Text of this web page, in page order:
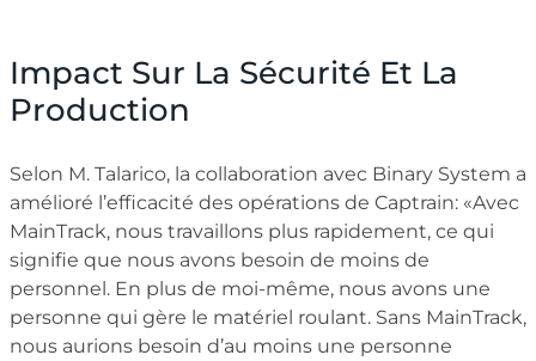
Impact Sur La Sécurité Et La
Production
Selon M. Talarico, la collaboration avec Binary System a
amélioré l’efficacité des opérations de Captrain: «Avec
MainTrack, nous travaillons plus rapidement, ce qui
signifie que nous avons besoin de moins de
personnel. En plus de moi-même, nous avons une
personne qui gère le matériel roulant. Sans MainTrack,
nous aurions besoin d’au moins une personne